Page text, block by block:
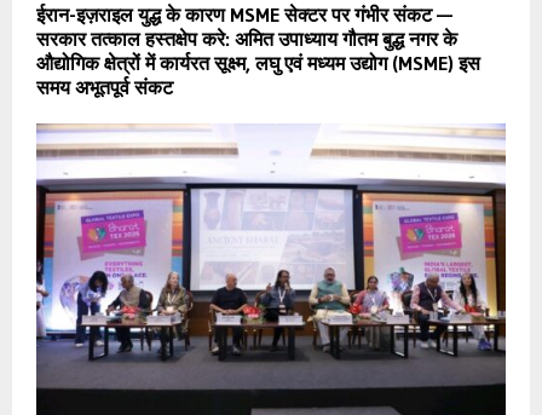
ईरान-इज़राइल युद्ध के कारण MSME सेक्टर पर गंभीर संकट —
सरकार तत्काल हस्तक्षेप करे: अमित उपाध्याय गौतम बुद्ध नगर के
औद्योगिक क्षेत्रों में कार्यरत सूक्ष्म, लघु एवं मध्यम उद्योग (MSME) इस
समय अभूतपूर्व संकट